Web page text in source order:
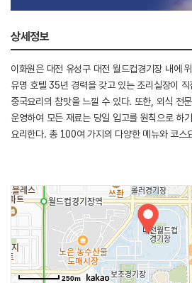
상세정보
이화원은 대전 유성구 대전 월드컵경기장 내에
유명 호텔 35년 경력을 갖고 있는 조리실장이
중국요리의 참맛을 느낄 수 있다. 또한, 외식 전
운영하여 모든 재료는 당일 입고를 원칙으로 하
요리한다. 총 100여 가지의 다양한 메뉴와 코스
준비되어 있으며 다양한 규모를 가진 총 5개의
250m